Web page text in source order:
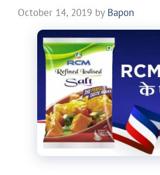
October 14, 2019 by Bapon